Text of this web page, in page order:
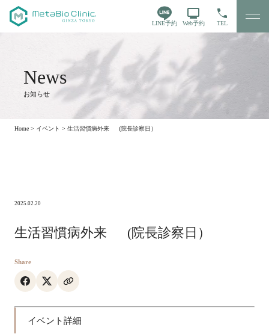
LINE予約 Web予約 TEL
お知らせ
Home > イベント > 生活習慣病外来 (院長診察日）
2025.02.20
生活習慣病外来 (院長診察日）
Share
イベント詳細